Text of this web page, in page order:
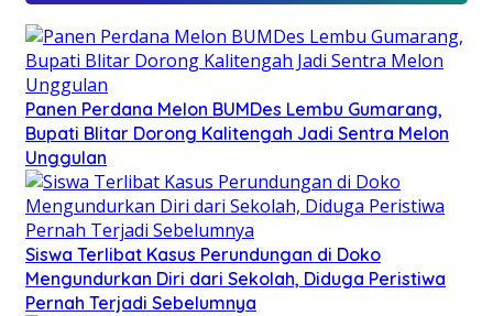
Panen Perdana Melon BUMDes Lembu Gumarang,
Bupati Blitar Dorong Kalitengah Jadi Sentra Melon
Unggulan
Siswa Terlibat Kasus Perundungan di Doko
Mengundurkan Diri dari Sekolah, Diduga Peristiwa
Pernah Terjadi Sebelumnya